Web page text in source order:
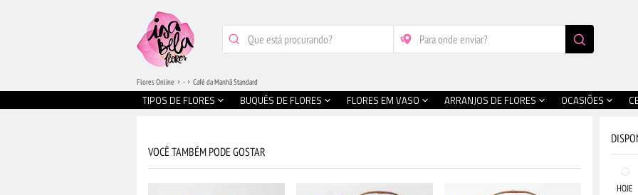
TIPOS DE FLORES BUQUÊS DE FLORES FLORES EM VASO ARRANJOS DE FLORES OCASIÕES
Flores Online - Café da Manhã Standard
VOCÊ TAMBÉM PODE GOSTAR
HOJE